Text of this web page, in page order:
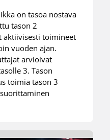
on tasoa nostava
tason 2
aktiivisesti toimineet
vuoden ajan.
arvioivat
3. Tason
toimia tason 3